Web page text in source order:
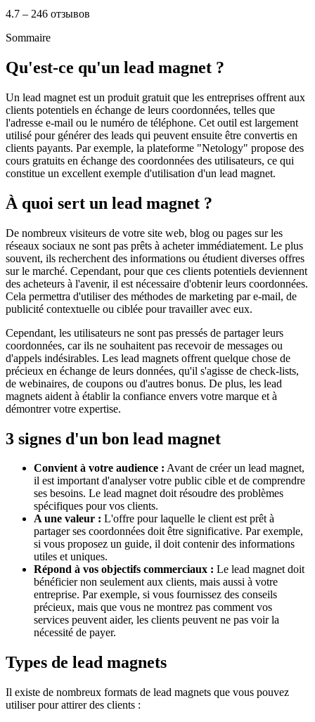
4.7 – 246 отзывов
Sommaire
Qu'est-ce qu'un lead magnet ?
Un lead magnet est un produit gratuit que les entreprises offrent aux
clients potentiels en échange de leurs coordonnées, telles que
l'adresse e-mail ou le numéro de téléphone. Cet outil est largement
utilisé pour générer des leads qui peuvent ensuite être convertis en
clients payants. Par exemple, la plateforme "Netology" propose des
cours gratuits en échange des coordonnées des utilisateurs, ce qui
constitue un excellent exemple d'utilisation d'un lead magnet.
À quoi sert un lead magnet ?
De nombreux visiteurs de votre site web, blog ou pages sur les
réseaux sociaux ne sont pas prêts à acheter immédiatement. Le plus
souvent, ils recherchent des informations ou étudient diverses offres
sur le marché. Cependant, pour que ces clients potentiels deviennent
des acheteurs à l'avenir, il est nécessaire d'obtenir leurs coordonnées.
Cela permettra d'utiliser des méthodes de marketing par e-mail, de
publicité contextuelle ou ciblée pour travailler avec eux.
Cependant, les utilisateurs ne sont pas pressés de partager leurs
coordonnées, car ils ne souhaitent pas recevoir de messages ou
d'appels indésirables. Les lead magnets offrent quelque chose de
précieux en échange de leurs données, qu'il s'agisse de check-lists,
de webinaires, de coupons ou d'autres bonus. De plus, les lead
magnets aident à établir la confiance envers votre marque et à
démontrer votre expertise.
3 signes d'un bon lead magnet
Convient à votre audience : Avant de créer un lead magnet,
il est important d'analyser votre public cible et de comprendre
ses besoins. Le lead magnet doit résoudre des problèmes
spécifiques pour vos clients.
A une valeur : L'offre pour laquelle le client est prêt à
partager ses coordonnées doit être significative. Par exemple,
si vous proposez un guide, il doit contenir des informations
utiles et uniques.
Répond à vos objectifs commerciaux : Le lead magnet doit
bénéficier non seulement aux clients, mais aussi à votre
entreprise. Par exemple, si vous fournissez des conseils
précieux, mais que vous ne montrez pas comment vos
services peuvent aider, les clients peuvent ne pas voir la
nécessité de payer.
Types de lead magnets
Il existe de nombreux formats de lead magnets que vous pouvez
utiliser pour attirer des clients :